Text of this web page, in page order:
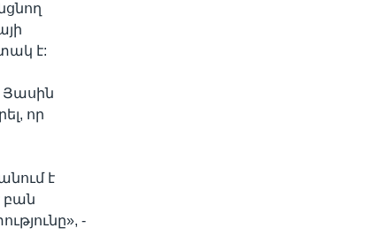
է:
Յասին
որ
է
բան
-